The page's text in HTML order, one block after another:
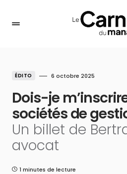
ÉDITO 6 octobre 2025
Dois-je
sociétés de
Un billet de
avocat
1 minutes de lecture